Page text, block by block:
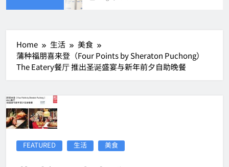
Home 生活
美食
蒲种福朋喜来登（Four Points by Sheraton Puchong）
The Eatery餐厅 推出圣诞盛宴与新年前夕自助晚餐
FEATURED 生活 美食